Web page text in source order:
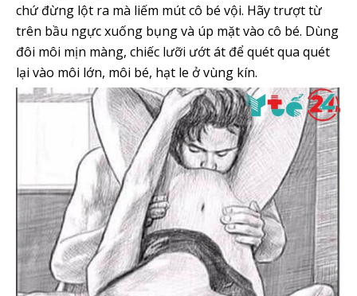
chứ đừng lột ra mà liếm mút cô bé vội. Hãy trượt từ
trên bầu ngực xuống bụng và úp mặt vào cô bé. Dùng
đôi môi mịn màng, chiếc lưỡi ướt át để quét qua quét
lại vào môi lớn, môi bé, hạt le ở vùng kín.